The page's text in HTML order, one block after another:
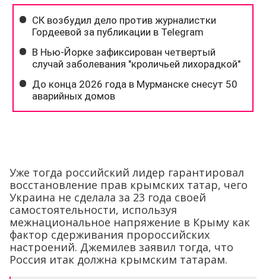
Уже тогда российский лидер гарантировал
восстановление прав крымских татар, чего
Украина не сделала за 23 года своей
самостоятельности, используя
межнациональное напряжение в Крыму как
фактор сдерживания пророссийских
настроений. Джемилев заявил тогда, что
Россия итак должна крымским татарам.